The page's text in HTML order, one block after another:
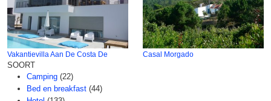
Vakantievilla Aan De Costa De Casal Morgado
SOORT
Camping (22)
Bed en breakfast (44)